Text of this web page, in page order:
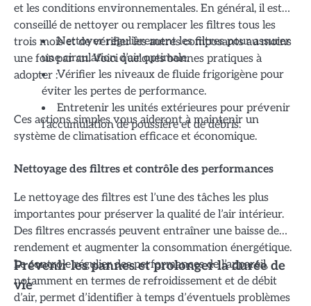
et les conditions environnementales. En général, il est
conseillé de nettoyer ou remplacer les filtres tous les
trois mois et de vérifier les autres composants au moins
une fois par an. Voici quelques bonnes pratiques à
adopter :
Nettoyer régulièrement les filtres pour assurer
une circulation d’air optimale.
Vérifier les niveaux de fluide frigorigène pour
éviter les pertes de performance.
Entretenir les unités extérieures pour prévenir
l’accumulation de poussière et de débris.
Ces actions simples vous aideront à maintenir un
système de climatisation efficace et économique.
Nettoyage des filtres et contrôle des performances
Le nettoyage des filtres est l’une des tâches les plus
importantes pour préserver la qualité de l’air intérieur.
Des filtres encrassés peuvent entraîner une baisse de
rendement et augmenter la consommation énergétique.
Le contrôle régulier des performances de l’appareil,
notamment en termes de refroidissement et de débit
d’air, permet d’identifier à temps d’éventuels problèmes
Prévenir les pannes et prolonger la durée de
vie